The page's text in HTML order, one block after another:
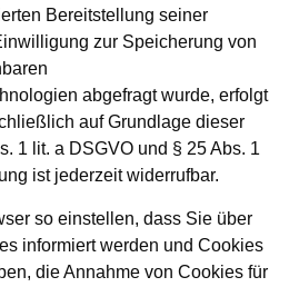
Bereitstellung seiner
zur Speicherung von
abgefragt wurde, erfolgt
auf Grundlage dieser
1 lit. a DSGVO und § 25 Abs. 1
ist jederzeit widerrufbar.
so einstellen, dass Sie über
informiert werden und Cookies
die Annahme von Cookies für